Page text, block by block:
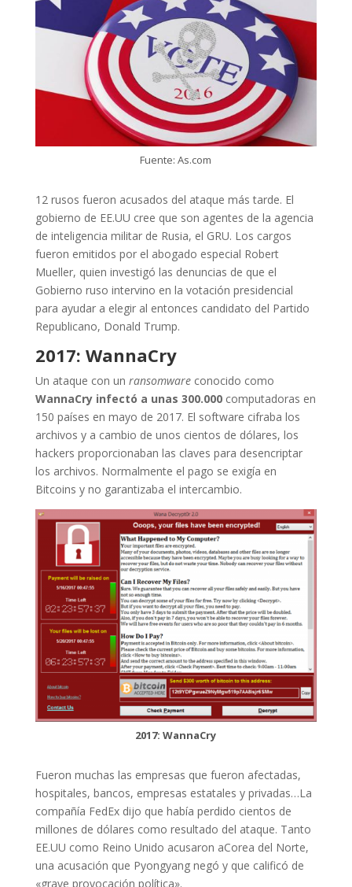
Fuente: As.com
12 rusos fueron acusados del ataque más tarde. El
gobierno de EE.UU cree que son agentes de la agencia
de inteligencia militar de Rusia, el GRU. Los cargos
fueron emitidos por el abogado especial Robert
Mueller, quien investigó las denuncias de que el
Gobierno ruso intervino en la votación presidencial
para ayudar a elegir al entonces candidato del Partido
Republicano, Donald Trump.
2017: WannaCry
Un ataque con un ransomwareconocido como
WannaCry infectó a unas 300.000computadoras en
150 países en mayo de 2017. El software cifraba los
archivos y a cambio de unos cientos de dólares, los
hackers proporcionaban las claves para desencriptar
los archivos. Normalmente el pago se exigía en
Bitcoins y no garantizaba el intercambio.
2017: WannaCry
Fueron muchas las empresas que fueron afectadas,
hospitales, bancos, empresas estatales y privadas…La
compañía FedEx dijo que había perdido cientos de
millones de dólares como resultado del ataque. Tanto
EE.UU como Reino Unido acusaron aCorea del Norte,
una acusación que Pyongyang negó y que calificó de
«grave provocación política».